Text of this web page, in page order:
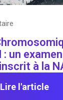
: un examen
à la
Lire l'article